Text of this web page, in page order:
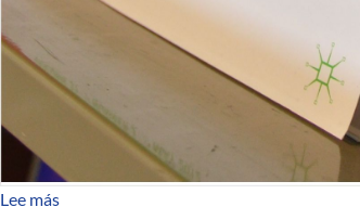
Lee mássobre CSE: Convocatoria para